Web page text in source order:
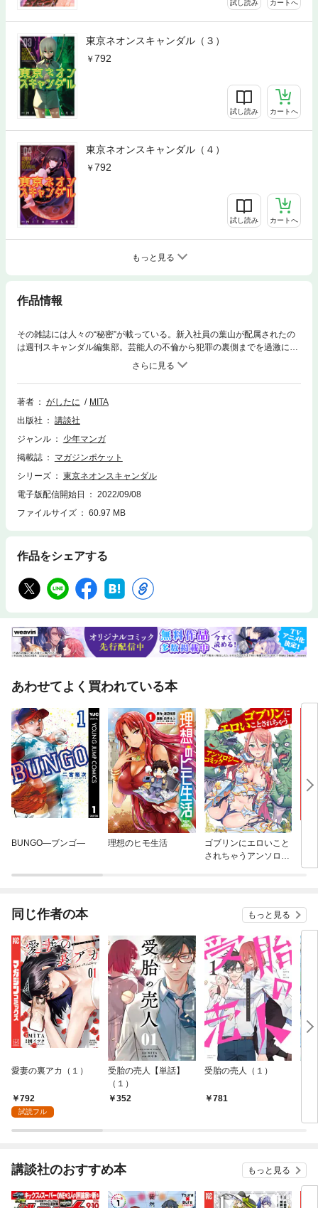
試し読み カートへ
東京ネオンスキャンダル（３）
792
試し読み カートへ
東京ネオンスキャンダル（４）
792
試し読み カートへ
もっと見る
作品情報
その雑誌には人々の“秘密”が載っている。新入社員の葉山が配属されたの
は週刊スキャンダル編集部。芸能人の不倫から犯罪の裏側までを過激に掲
載し、一部からは「マスゴミ」とも蔑まれている写真週刊誌だ。配属
早々、女性カメラマンとコンビを組まされることになった葉山は、訳もわ
からないままに六本木へと向かう。そこで待っていたのはスクープの反響
をおかずに自慰を行うとんでもない秘密ジャンキーであった……。政治の
年かけて追う東京ネオンタワー建設に関する闇が？ 密命を受けた週刊誌
記者・葉山は秘密ジャンキーなカメラマン・黒羽根と絶対に失敗できない
合、国会議員とラウンジ嬢のはかりごと…。コネなし、金なし、あるのは
知恵のみ！ 東京の裏で蠢く巨大な謀略にいかに立ち向かう!?
著者 がしたに
MITA
出版社
講談社
ジャンル
少年マンガ
掲載誌
マガジンポケット
シリーズ
東京ネオンスキャンダル
電子版配信開始日
2022/09/08
ファイルサイズ
60.97 MB
作品をシェアする
あわせてよく買われている本
BUNGO—ブンゴ— 理想のヒモ生活
ゴブリンにエロいこと
されちゃうアンソロジ
同じ作者の本 もっと見る
愛妻の裏アカ（１）
792
試読フル
受胎の売人【単話】
（１）
352
受胎の売人（１）
781
予
講談社のおすすめ本 もっと見る